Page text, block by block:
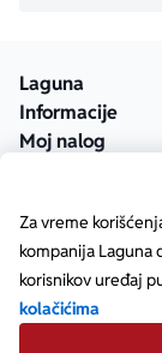
Za vreme
kompanija Laguna
korisnikov uređaj
kolačićima
Laguna
Informacije
Moj nalog